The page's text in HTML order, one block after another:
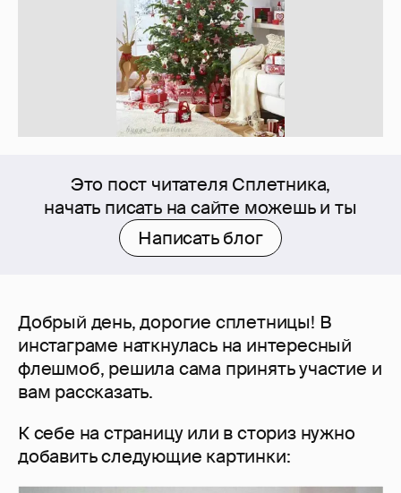
Это пост читателя Сплетника,
начать писать на сайте можешь и ты
Написать блог
Добрый день, дорогие сплетницы! В
инстаграме наткнулась на интересный
флешмоб, решила сама принять участие и
вам рассказать.
К себе на страницу или в сториз нужно
добавить следующие картинки: